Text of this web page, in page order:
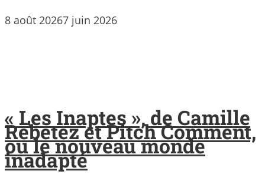
8 août 20267 juin 2026
« Les Inaptes », de Camille
Rebetez et Pitch Comment,
ou le nouveau monde
inadapté